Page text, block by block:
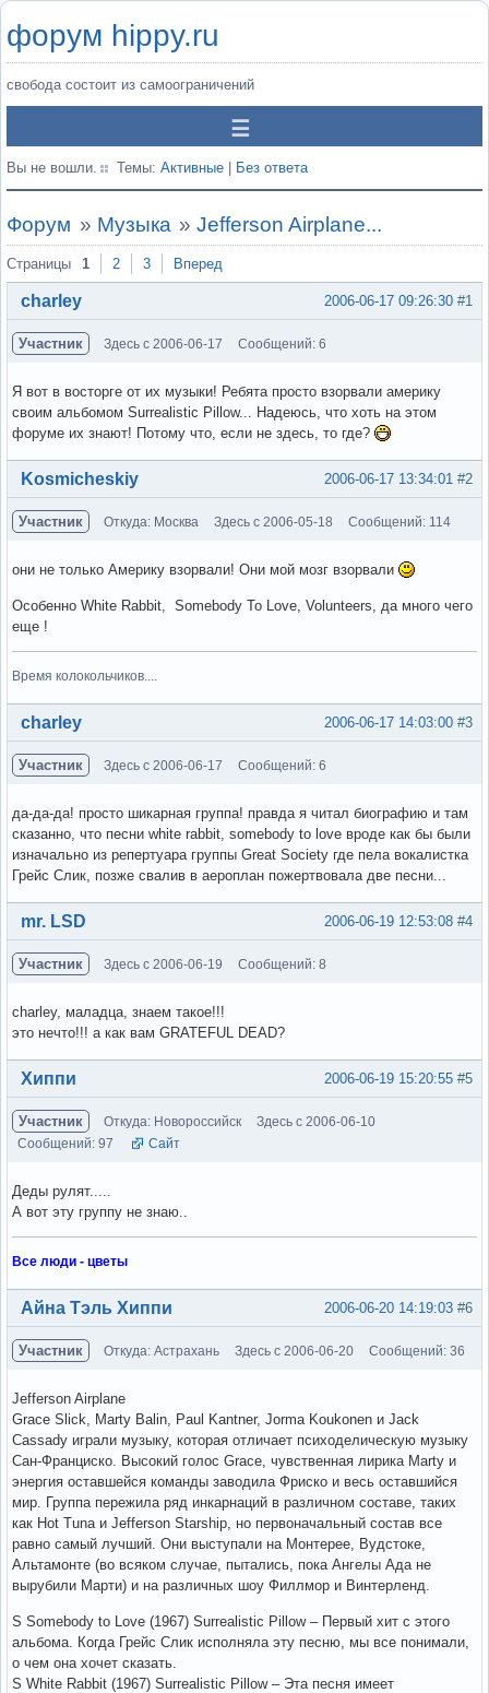
форум hippy.ru
свобода состоит из самоограничений
Вы не вошли. Темы: Активные Без ответа
Форум » Музыка »Jefferson Airplane...
Страницы 1 2 3 Вперед
#1
2006-06-17 09:26:30
charley
Участник Здесь с 2006-06-17 Сообщений: 6
Я вот в восторге от их музыки! Ребята просто взорвали америку
своим альбомом Surrealistic Pillow... Надеюсь, что хоть на этом
форуме их знают! Потому что, если не здесь, то где?
Вне форума #2
2006-06-17 13:34:01
Kosmicheskiy
Участник Откуда: Москва Здесь с 2006-05-18 Сообщений: 114
они не только Америку взорвали! Они мой мозг взорвали
Особенно White Rabbit, Somebody To Love, Volunteers, да много чего
еще !
Время колокольчиков....
Вне форума #3
2006-06-17 14:03:00
charley
Участник Здесь с 2006-06-17 Сообщений: 6
да-да-да! просто шикарная группа! правда я читал биографию и там
сказанно, что песни white rabbit, somebody to love вроде как бы были
изначально из репертуара группы Great Society где пела вокалистка
Грейс Слик, позже свалив в аероплан пожертвовала две песни...
Вне форума #4
2006-06-19 12:53:08
mr. LSD
Участник Здесь с 2006-06-19 Сообщений: 8
charley, маладца, знаем такое!!!
это нечто!!! а как вам GRATEFUL DEAD?
Вне форума #5
2006-06-19 15:20:55
Хиппи
Участник Откуда: Новороссийск
Здесь с 2006-06-10
Сообщений: 97
Сайт
Деды рулят.....
А вот эту группу не знаю..
Все люди - цветы
Вне форума #6
2006-06-20 14:19:03
Айна Тэль Хиппи
Участник Откуда: Астрахань Здесь с 2006-06-20 Сообщений: 36
Jefferson Airplane
Grace Slick, Marty Balin, Paul Kantner, Jorma Koukonen и Jack
Cassady играли музыку, которая отличает психоделическую музыку
Сан-Франциско. Высокий голос Grace, чувственная лирика Marty и
энергия оставшейся команды заводила Фриско и весь оставшийся
мир. Группа пережила ряд инкарнаций в различном составе, таких
как Hot Tuna и Jefferson Starship, но первоначальный состав все
равно самый лучший. Они выступали на Монтерее, Вудстоке,
Альтамонте (во всяком случае, пытались, пока Ангелы Ада не
вырубили Марти) и на различных шоу Филлмор и Винтерленд.
S Somebody to Love (1967) Surrealistic Pillow – Первый хит с этого
альбома. Когда Грейс Слик исполняла эту песню, мы все понимали,
о чем она хочет сказать.
S White Rabbit (1967) Surrealistic Pillow – Эта песня имеет